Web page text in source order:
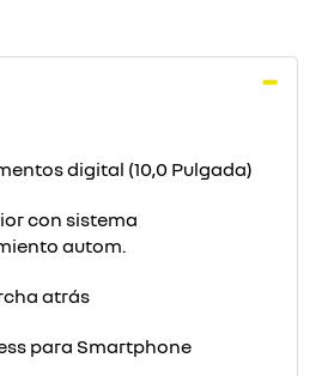
digital (10,0 Pulgada)
con sistema
autom.
atrás
para Smartphone